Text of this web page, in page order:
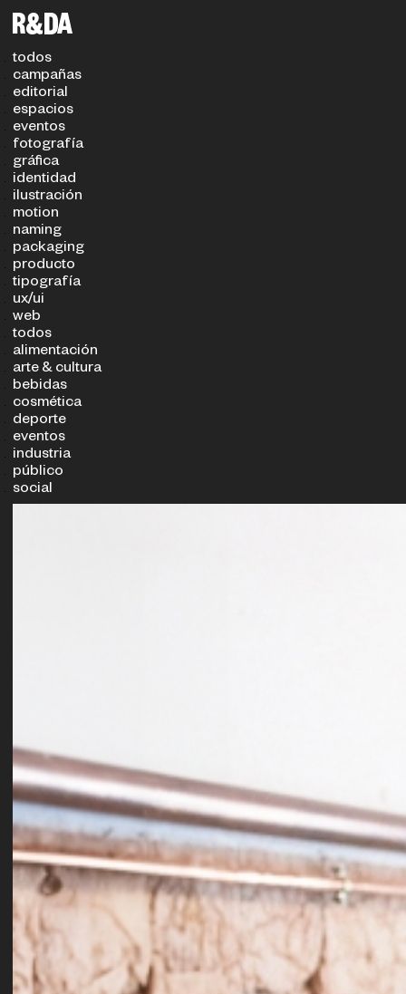
TIPO DE PROYECTO
todos
campañas
editorial
espacios
eventos
fotografía
gráfica
identidad
ilustración
motion
naming
packaging
producto
tipografía
ux/ui
web
todos
alimentación
arte & cultura
bebidas
cosmética
deporte
eventos
industria
público
social